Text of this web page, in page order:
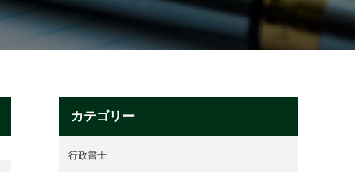
カテゴリー
行政書士